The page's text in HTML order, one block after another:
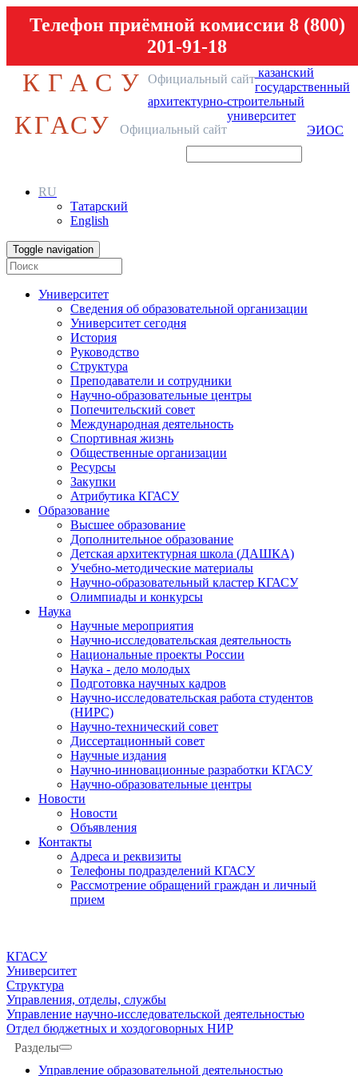
Телефон приёмной комиссии 8 (800)
201-91-18
КГАСУ Официальный сайт казанский
государственный
архитектурно-строительный
университет
КГАСУ Официальный сайт ЭИОС
RU
Татарский
English
Toggle navigation
Университет
Сведения об образовательной организации
Университет сегодня
История
Руководство
Структура
Преподаватели и сотрудники
Научно-образовательные центры
Попечительский совет
Международная деятельность
Спортивная жизнь
Общественные организации
Ресурсы
Закупки
Атрибутика КГАСУ
Образование
Высшее образование
Дополнительное образование
Детская архитектурная школа (ДАШКА)
Учебно-методические материалы
Научно-образовательный кластер КГАСУ
Олимпиады и конкурсы
Наука
Научные мероприятия
Научно-исследовательская деятельность
Национальные проекты России
Наука - дело молодых
Подготовка научных кадров
Научно-исследовательская работа студентов
(НИРС)
Научно-технический совет
Диссертационный совет
Научные издания
Научно-инновационные разработки КГАСУ
Научно-образовательные центры
Новости
Новости
Объявления
Контакты
Адреса и реквизиты
Телефоны подразделений КГАСУ
Рассмотрение обращений граждан и личный
прием
КГАСУ
Университет
Структура
Управления, отделы, службы
Управление научно-исследовательской деятельностью
Отдел бюджетных и хоздоговорных НИР
Разделы
Управление образовательной деятельностью